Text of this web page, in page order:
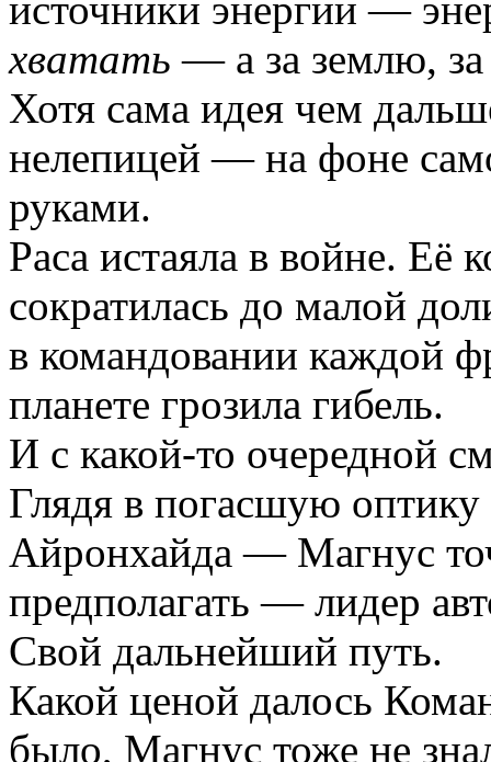
хватать — а за землю, за
Хотя сама идея чем
нелепицей — на фоне
руками.
Раса истаяла в войне. Её
сократилась до малой
в командовании каждой
планете грозила гибель.
И с какой-то очередной
Глядя в погасшую
Айронхайда — Магнус
предполагать — лидер
Свой дальнейший путь.
Какой ценой далось
было, Магнус тоже не